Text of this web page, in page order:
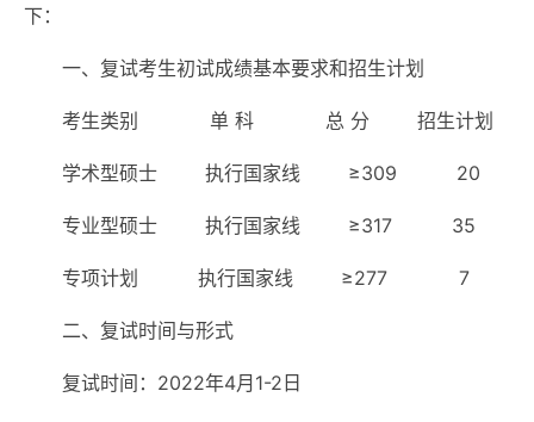
下：
一、复试考生初试成绩基本要求和招生计划
考生类别 单 科 总 分 招生计划
学术型硕士 执行国家线 ≥309 20
专业型硕士 执行国家线 ≥317 35
专项计划 执行国家线 ≥277 7
二、复试时间与形式
复试时间：2022年4月1-2日